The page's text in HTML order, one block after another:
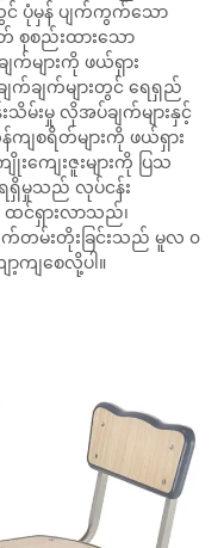
င် ပုံမှန် ပျက်ကွက်သော
စုစည်းထားသော
က်များကို ဖယ်ရှား
က်ချက်များတွင် ရေရှည်
သိမ်းမှု လိုအပ်ချက်များနှင့်
ကျစရိတ်များကို ဖယ်ရှား
ကျေးဇူးများကို ပြသ
ရရှိမှုသည် လုပ်ငန်း
င်ရှားလာသည်၊
က်တမ်းတိုးခြင်းသည် မူလ ၀
ကျစေလို့ပါ။